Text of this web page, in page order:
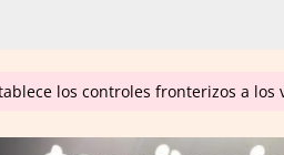
los controles fronterizos a